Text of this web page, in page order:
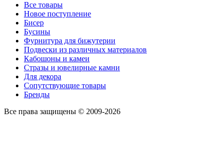
Все товары
Новое поступление
Бисер
Бусины
Фурнитура для бижутерии
Подвески из различных материалов
Кабошоны и камеи
Стразы и ювелирные камни
Для декора
Сопутствующие товары
Бренды
Все права защищены © 2009-2026